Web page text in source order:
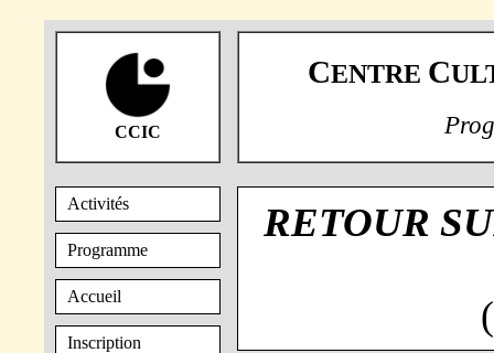
CCIC
CENTRE C
Activités
Programme
Accueil
Inscription
RETOUR